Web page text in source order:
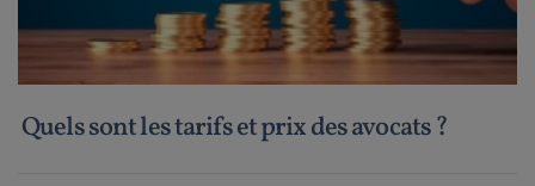
Quels sont les tarifs et prix des avocats ?